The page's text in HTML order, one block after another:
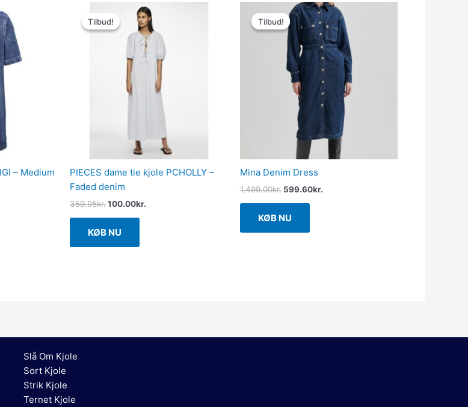
– Medium
Tilbud!
Tilbud!
PIECES dame tie kjole PCHOLLY –
Faded denim
359.95kr.
oprindelige
pris
359.95kr..
100.00kr.
Den
aktuelle
pris
er:
100.00kr..
KØB NU
Tilbud!
Tilbud!
Mina Denim Dress
1,499.00kr.
Den
oprindelige
pris
var:
1,499.00kr..
599.60kr.
Den
aktuelle
pris
er:
599.60kr..
KØB NU
Slå Om Kjole
Sort Kjole
Strik Kjole
Ternet Kjole